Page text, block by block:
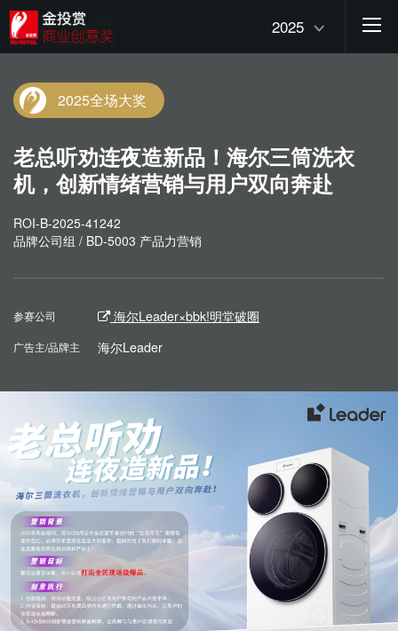
2025
2025全场大奖
老总听劝连夜造新品！海尔三筒洗衣
机，创新情绪营销与用户双向奔赴
ROI-B-2025-41242
品牌公司组 / BD-5003 产品力营销
参赛公司 海尔Leader×bbk!明堂破圈
广告主/品牌主 海尔Leader